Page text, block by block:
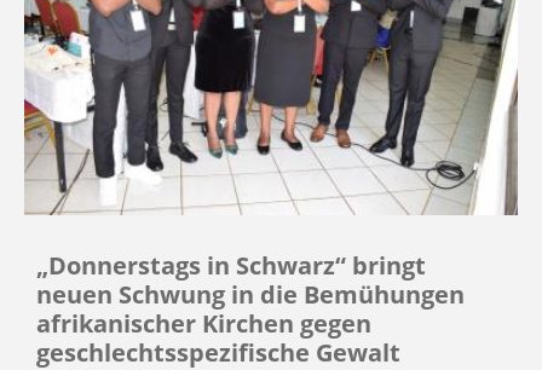
„Donnerstags in Schwarz“ bringt
neuen Schwung in die Bemühungen
afrikanischer Kirchen gegen
geschlechtsspezifische Gewalt